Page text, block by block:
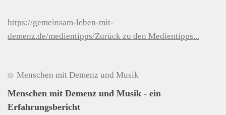
https://gemeinsam-leben-mit-
demenz.de/medientipps/Zurück zu den Medientipps...
Menschen mit Demenz und Musik
Menschen mit Demenz und Musik - ein
Erfahrungsbericht